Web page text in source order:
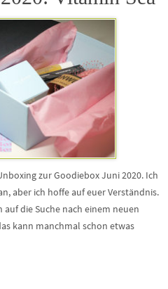
zur Goodiebox Juni 2020. Ich
aber ich hoffe auf euer Verständnis.
die Suche nach einem neuen
kann manchmal schon etwas